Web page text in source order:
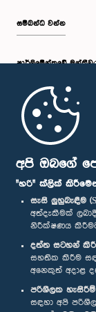
අපි ඔබගේ
"හරි" ක්ලික්
සැසි ලුහුබැඳීම
අත්දැකීමක්
නිරීක්ෂණය
දත්ත සටහන්
සහතික කිරීම
අනෙකුත් අදාළ
පරිශීලක
සඳහා අපි
සම්බන්ධ වන්න
පාර්ලි‌මේන්තුවේ
මුල් පිටුව
පාර්ලිමේන්තු ජංගම
අප හා සම්බන්ධ
සම්මාන